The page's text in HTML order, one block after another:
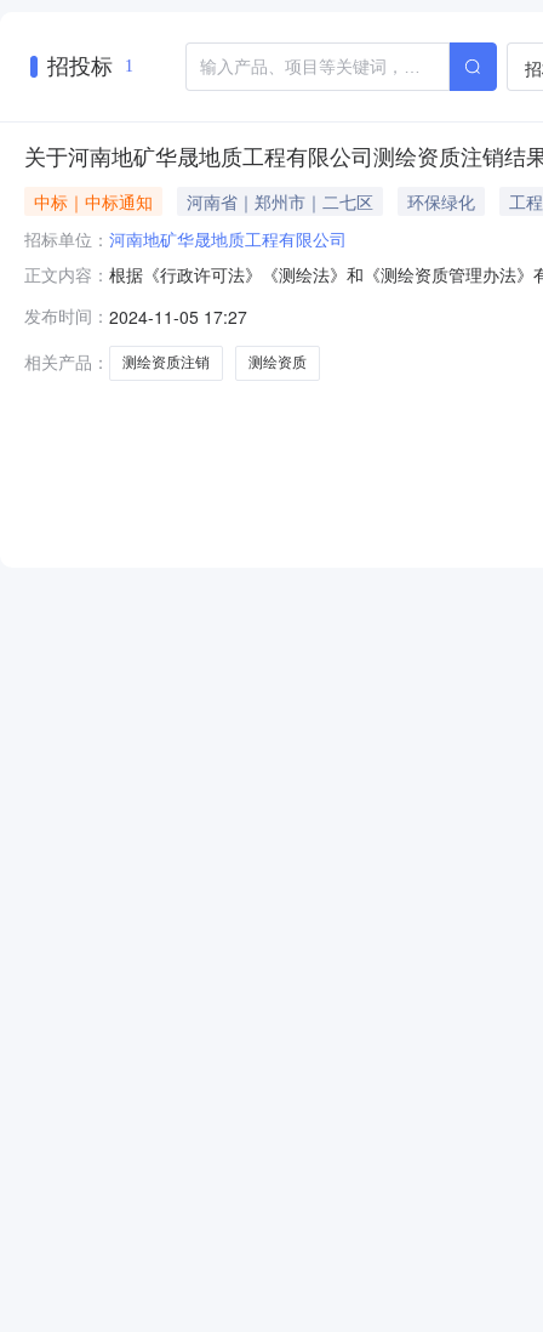
招投标 1
关于河南地矿华晟地质工程有限公司测绘资质注销结
中标｜中标通知 河南省｜郑州市｜二七区 环保绿化
工程
招标单位： 河南地矿华晟地质工程有限公司
正文内容： 根据《行政许可法》《测绘法》和《测绘资质管理办法
发布时间： 2024-11-05 17:27
相关产品：
测绘资质注销 测绘资质